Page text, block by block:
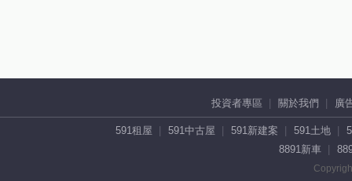
投資者專區 關於我們 廣
591租屋 591中古屋 591新建案 591土地
8891新車